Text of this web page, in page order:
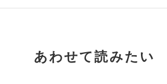
あわせて読みたい